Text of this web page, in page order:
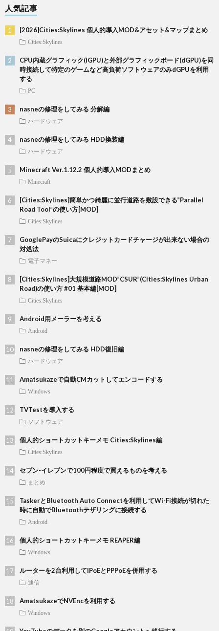
人気記事
[2026]Cities:Skylines 個人的導入MOD&アセット&マップまとめ
Cities:Skylines
CPU内蔵グラフィック(iGPU)と外部グラフィックボード(dGPU)を同
時接続して特定のゲームなど高負荷ソフトウェアのみdGPUを利用
する
PC
nasneの修理をしてみる 分解編
ハードウェア
nasneの修理をしてみる HDD換装編
ハードウェア
Minecraft Ver.1.12.2 個人的導入MODまとめ
Minecraft
[Cities:Skylines]簡単かつ綺麗に並行道路を敷設できる”Parallel
Road Tool”の使い方[MOD]
Cities:Skylines
GooglePayのSuicaにクレジットカードチャージが出来ない場合の
対処法
電子マネー
[Cities:Skylines]大規模道路MOD”CSUR”(Cities:Skylines Urban
Road)の使い方 #01 基本編[MOD]
Cities:Skylines
Android用メーラーを考える
Android
nasneの修理をしてみる HDD復旧編
ハードウェア
Amatsukazeで自動CMカットしてエンコードする
Windows
TVTestを導入する
ソフトウェア
個人的ショートカットキーメモ Cities:Skylines編
Cities:Skylines
セブン-イレブンで100円程度で買えるものを考える
まとめ
TaskerとBluetooth Auto Connectを利用してWi-Fi接続が切れた
時に自動でBluetoothテザリングに接続する
Android
個人的ショートカットキーメモ REAPER編
Windows
ルーターを2台利用してIPoEとPPPoEを併用する
通信
AmatsukazeでNVEncを利用する
Windows